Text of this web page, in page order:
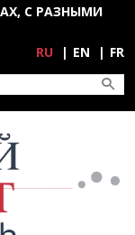
С РАЗНЫМИ
RU EN FR